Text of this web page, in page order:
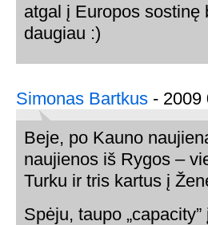
atgal į Europos sostinę
daugiau :)
Simonas Bartkus - 2009
Beje, po Kauno
naujienos iš Rygos –
Turku ir tris kartus į
Spėju, taupo